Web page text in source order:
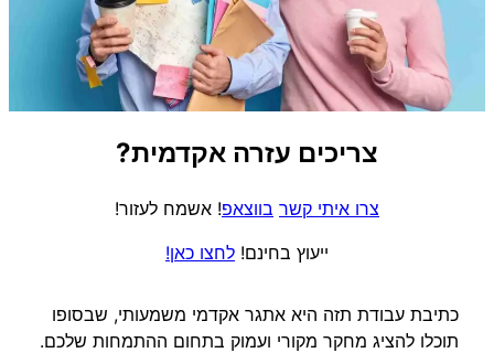
צריכים עזרה אקדמית?
צרו איתי קשר בווצאפ! אשמח לעזור!
ייעוץ בחינם! לחצו כאן!
כתיבת עבודת תזה היא אתגר אקדמי משמעותי, שבסופו
תוכלו להציג מחקר מקורי ועמוק בתחום ההתמחות שלכם.